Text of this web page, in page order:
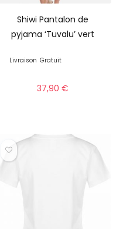
Shiwi Pantalon de
pyjama ‘Tuvalu’ vert
Livraison Gratuit
37,90€